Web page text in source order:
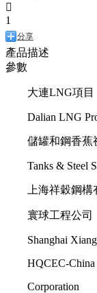

1
分享
產品描述
參數
大連LNG項目
Dalian LNG
儲罐和鋼香蕉
Tanks & Steel
上海祥穀鋼構
寰球工程公司
Shanghai
HQCEC-China
Corporation